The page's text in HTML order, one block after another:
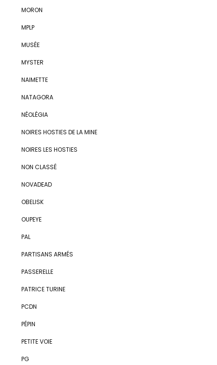
MORON
MPLP
MUSÉE
MYSTER
NAIMETTE
NATAGORA
NÉOLÉGIA
NOIRES HOSTIES DE LA MINE
NOIRES LES HOSTIES
NON CLASSÉ
NOVADEAD
OBELISK
OUPEYE
PAL
PARTISANS ARMÉS
PASSERELLE
PATRICE TURINE
PCDN
PÉPIN
PETITE VOIE
PG